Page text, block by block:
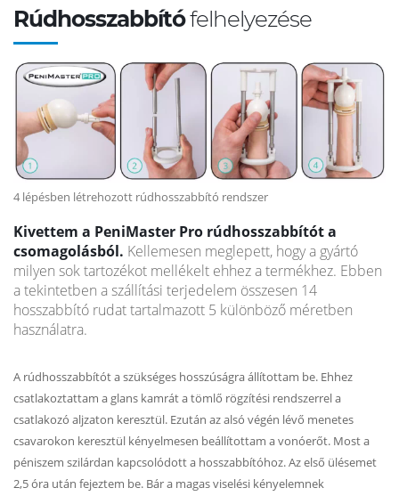
Rúdhosszabbítófelhelyezése
4 lépésben létrehozott rúdhosszabbító rendszer
Kivettem a PeniMaster Pro rúdhosszabbítót a
csomagolásból. Kellemesen meglepett, hogy a gyártó
milyen sok tartozékot mellékelt ehhez a termékhez. Ebben
a tekintetben a szállítási terjedelem összesen 14
hosszabbító rudat tartalmazott 5 különböző méretben
használatra.
A rúdhosszabbítót a szükséges hosszúságra állítottam be. Ehhez
csatlakoztattam a glans kamrát a tömlő rögzítési rendszerrel a
csatlakozó aljzaton keresztül. Ezután az alsó végén lévő menetes
csavarokon keresztül kényelmesen beállítottam a vonóerőt. Most a
péniszem szilárdan kapcsolódott a hosszabbítóhoz. Az első ülésemet
2,5 óra után fejeztem be. Bár a magas viselési kényelemnek